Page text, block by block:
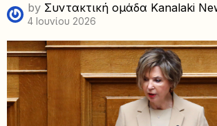
by Συντακτική ομάδα Kanalaki
4 Ιουνίου 2026